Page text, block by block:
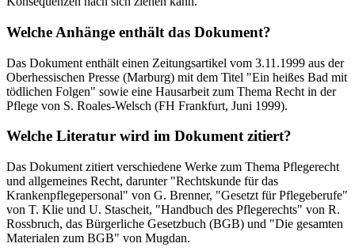
Welche Anhänge enthält das Dokument?
Das Dokument enthält einen Zeitungsartikel vom 3.11.1999 aus der
Oberhessischen Presse (Marburg) mit dem Titel "Ein heißes Bad mit
tödlichen Folgen" sowie eine Hausarbeit zum Thema Recht in der
Pflege von S. Roales-Welsch (FH Frankfurt, Juni 1999).
Welche Literatur wird im Dokument zitiert?
Das Dokument zitiert verschiedene Werke zum Thema Pflegerecht
und allgemeines Recht, darunter "Rechtskunde für das
Krankenpflegepersonal" von G. Brenner, "Gesetzt für Pflegeberufe"
von T. Klie und U. Stascheit, "Handbuch des Pflegerechts" von R.
Rossbruch, das Bürgerliche Gesetzbuch (BGB) und "Die gesamten
Materialen zum BGB" von Mugdan.